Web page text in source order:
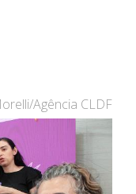
Agência CLDF